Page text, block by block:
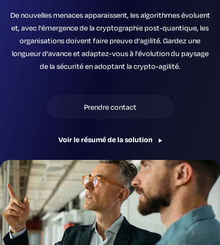
De nouvelles menaces apparaissent, les algorithmes évoluent
et, avec l'émergence de la cryptographie post-quantique, les
organisations doivent faire preuve d'agilité. Gardez une
longueur d'avance et adaptez-vous à l'évolution du paysage
de la sécurité en adoptant la crypto-agilité.
Prendre contact
Voir le résumé de la solution